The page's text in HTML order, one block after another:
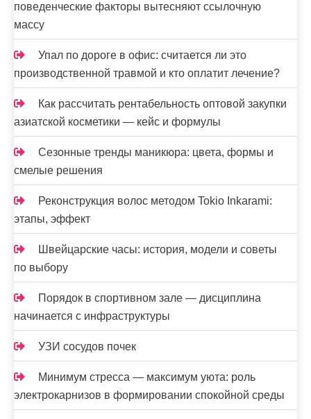
поведенческие факторы вытесняют ссылочную
массу
Упал по дороге в офис: считается ли это
производственной травмой и кто оплатит лечение?
Как рассчитать рентабельность оптовой закупки
азиатской косметики — кейс и формулы
Сезонные тренды маникюра: цвета, формы и
смелые решения
Реконструкция волос методом Tokio Inkarami:
этапы, эффект
Швейцарские часы: история, модели и советы
по выбору
Порядок в спортивном зале — дисциплина
начинается с инфраструктуры
УЗИ сосудов почек
Минимум стресса — максимум уюта: роль
электрокарнизов в формировании спокойной среды